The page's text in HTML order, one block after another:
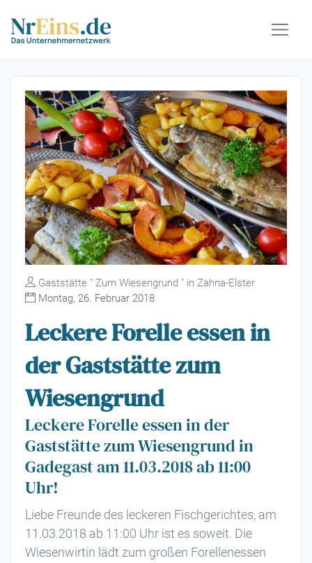
Gaststätte " Zum Wiesengrund " in Zahna-Elster
Montag, 26. Februar 2018
Leckere Forelle essen in
der Gaststätte zum
Wiesengrund
Leckere Forelle essen in der
Gaststätte zum Wiesengrund in
Gadegast am 11.03.2018 ab 11:00
Uhr!
Liebe Freunde des leckeren Fischgerichtes, am
11.03.2018 ab 11:00 Uhr ist es soweit. Die
Wiesenwirtin lädt zum großen Forellenessen